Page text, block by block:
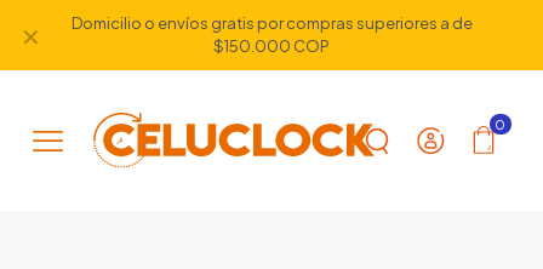
Domicilio o envíos gratis por compras superiores a de
$150.000 COP
✕
0